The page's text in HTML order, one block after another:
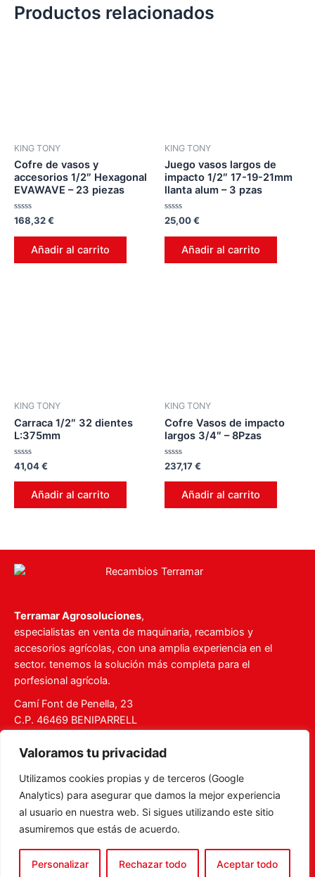
Valoramos tu privacidad
Utilizamos cookies propias y de terceros (Google
Analytics) para asegurar que damos la mejor experiencia
al usuario en nuestra web. Si sigues utilizando este sitio
asumiremos que estás de acuerdo.
Personalizar Rechazar todo Aceptar todo
Productos relacionados
KING TONY
Cofre de vasos y
accesorios 1/2″ Hexagonal
EVAWAVE – 23 piezas
Valorado
0
168,32€
Añadir al carrito
KING TONY
Juego vasos largos de
impacto 1/2″ 17-19-21mm
llanta alum – 3 pzas
Valorado
0
25,00€
Añadir al carrito
KING TONY
Carraca 1/2″ 32 dientes
L:375mm
Valorado
en
0
41,04€
Añadir al carrito
KING TONY
Cofre Vasos de impacto
largos 3/4″ – 8Pzas
Valorado
en
0
237,17€
Añadir al carrito
Terramar Agrosoluciones,
especialistas en venta de maquinaria, recambios y
accesorios agrícolas, con una amplia experiencia en el
sector. tenemos la solución más completa para el
porfesional agrícola.
Camí Font de Penella, 23
C.P. 46469 BENIPARRELL
ventas@recambiosterramar.com
Mi Cuenta
Carrito
Aviso legal
Política de privacidad
Política de Cookies